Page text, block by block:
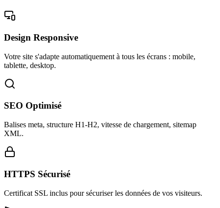
Design Responsive
Votre site s'adapte automatiquement à tous les écrans : mobile,
tablette, desktop.
SEO Optimisé
Balises meta, structure H1-H2, vitesse de chargement, sitemap
XML.
HTTPS Sécurisé
Certificat SSL inclus pour sécuriser les données de vos visiteurs.